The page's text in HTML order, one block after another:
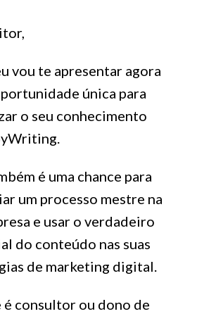
vou te apresentar agora
única para
o seu conhecimento
é uma chance para
um processo mestre na
e usar o verdadeiro
do conteúdo nas suas
de marketing digital.
é consultor ou dono de